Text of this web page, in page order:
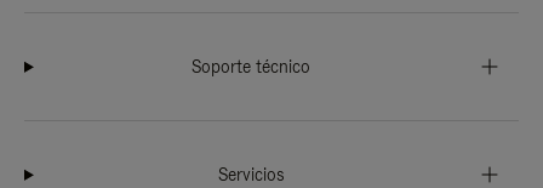
Soporte técnico
Servicios